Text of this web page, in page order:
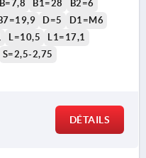
B=7,8 B1=28
B2=6
D=5
D1=M6
L=10,5
L1=17,1
S=2,5-2,75
DÉTAILS